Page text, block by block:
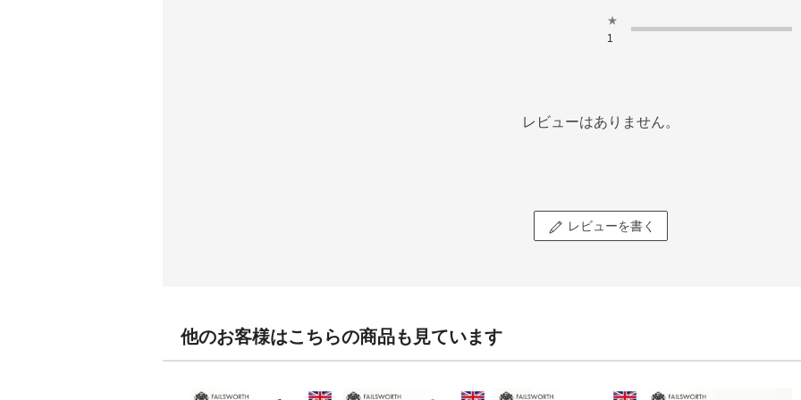
★
1
レビューはありません。
レビューを書く
他のお客様はこちらの商品も見ています